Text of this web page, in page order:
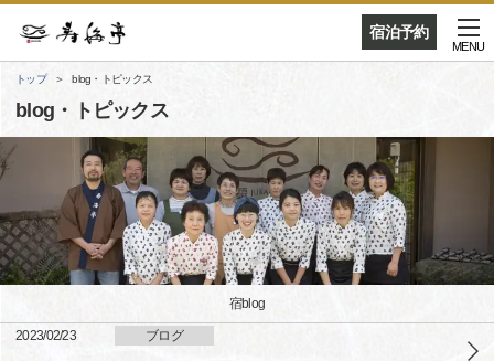
宿泊予約
MENU
トップ blog・トピックス
blog・トピックス
宿blog
2023/02/23 ブログ